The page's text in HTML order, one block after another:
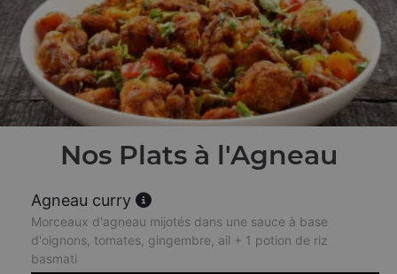
Nos Plats à l'Agneau
Agneau curry
Morceaux d'agneau mijotés dans une sauce à base
d'oignons, tomates, gingembre, ail + 1 potion de riz
basmati